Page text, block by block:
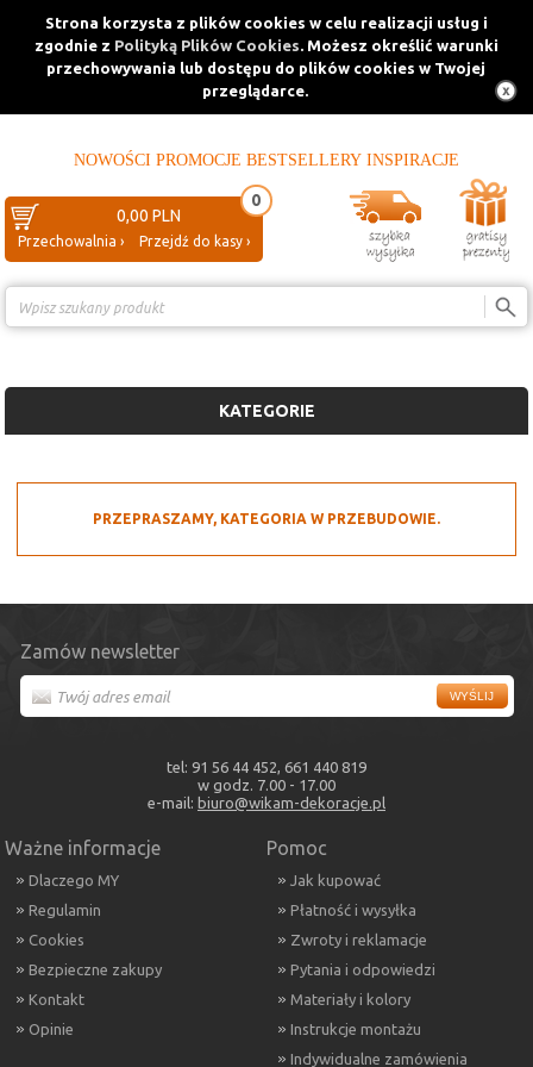
Strona korzysta z plików cookies w celu realizacji usług i
zgodnie z Polityką Plików Cookies. Możesz określić warunki
przechowywania lub dostępu do plików cookies w Twojej
przeglądarce.
NOWOŚCI PROMOCJE BESTSELLERY INSPIRACJE
0,00 PLN
0
Przechowalnia › Przejdź do kasy ›
KATEGORIE
PRZEPRASZAMY, KATEGORIA W PRZEBUDOWIE.
Zamów newsletter
tel: 91 56 44 452, 661 440 819
w godz. 7.00 - 17.00
e-mail: biuro@wikam-dekoracje.pl
Ważne informacje
Dlaczego MY
Regulamin
Cookies
Bezpieczne zakupy
Kontakt
Opinie
Pomoc
Jak kupować
Płatność i wysyłka
Zwroty i reklamacje
Pytania i odpowiedzi
Materiały i kolory
Instrukcje montażu
Indywidualne zamówienia